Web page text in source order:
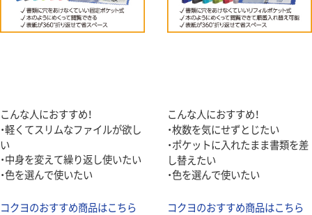
こんな人におすすめ！
・軽くてスリムなファイルが欲し
い
・中身を変えて繰り返し使いたい
・色を選んで使いたい
コクヨのおすすめ商品はこちら
こんな人におすすめ！
・枚数を気にせずとじたい
・ポケットに入れたまま書類を差
し替えたい
・色を選んで使いたい
コクヨのおすすめ商品はこちら